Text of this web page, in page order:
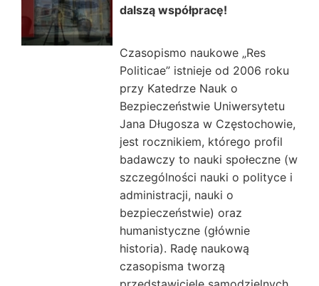
dalszą współpracę!
Czasopismo naukowe „Res
Politicae” istnieje od 2006 roku
przy Katedrze Nauk o
Bezpieczeństwie Uniwersytetu
Jana Długosza w Częstochowie,
jest rocznikiem, którego profil
badawczy to nauki społeczne (w
szczególności nauki o polityce i
administracji, nauki o
bezpieczeństwie) oraz
humanistyczne (głównie
historia). Radę naukową
czasopisma tworzą